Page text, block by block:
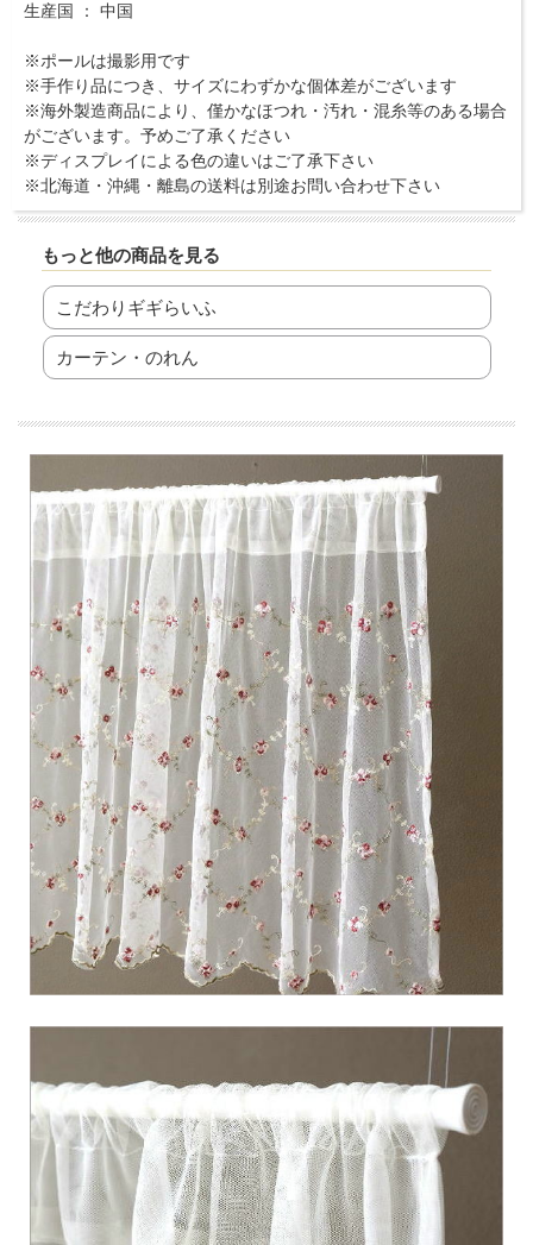
生産国 ： 中国
※ポールは撮影用です
※手作り品につき、サイズにわずかな個体差がございます
※海外製造商品により、僅かなほつれ・汚れ・混糸等のある場合
がございます。予めご了承ください
※ディスプレイによる色の違いはご了承下さい
※北海道・沖縄・離島の送料は別途お問い合わせ下さい
もっと他の商品を見る
こだわりギギらいふ
カーテン・のれん